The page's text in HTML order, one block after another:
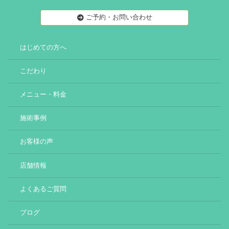
ご予約・お問い合わせ
はじめての方へ
こだわり
メニュー・料金
施術事例
お客様の声
店舗情報
よくあるご質問
ブログ